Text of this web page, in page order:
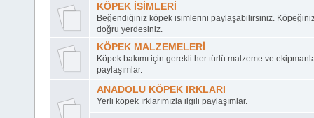
KÖPEK İSİMLERİ
Beğendiğiniz köpek isimlerini paylaşabilirsiniz.
doğru yerdesiniz.
KÖPEK MALZEMELERİ
Köpek bakımı için gerekli her türlü malzeme ve
paylaşımlar.
ANADOLU KÖPEK IRKLARI
Yerli köpek ırklarımızla ilgili paylaşımlar.